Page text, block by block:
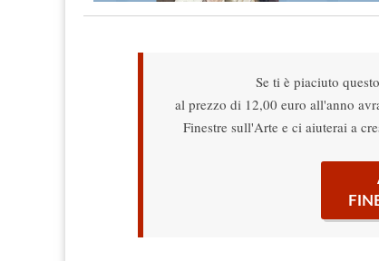
Se ti è piaciuto
al prezzo di 12,00 euro all'anno
Finestre sull'Arte e ci aiuterai a